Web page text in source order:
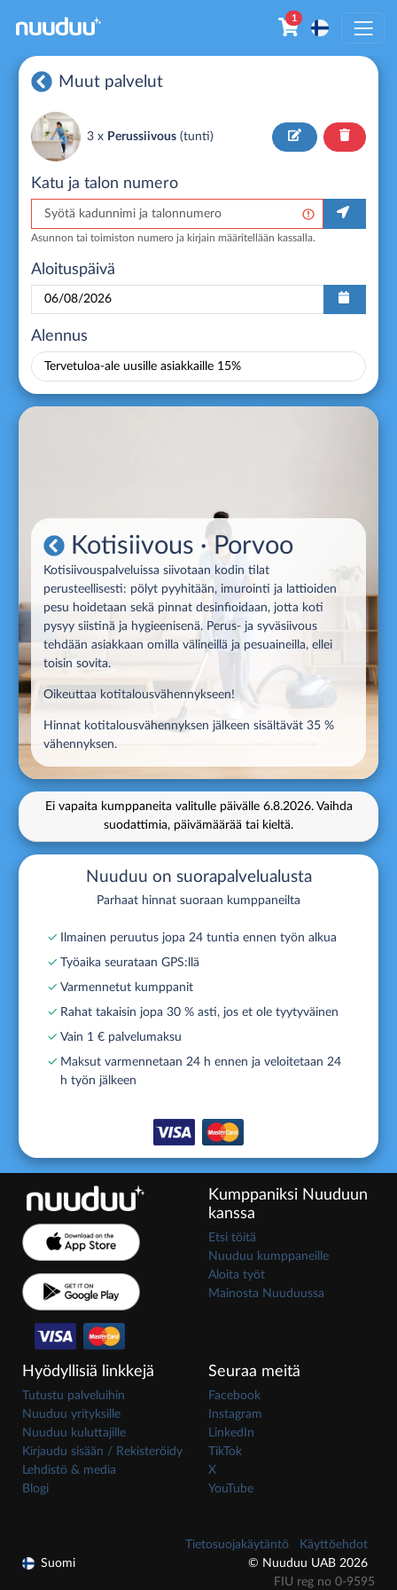
1
Muut palvelut
3 x Perussiivous (tunti)
Katu ja talon numero
Asunnon tai toimiston numero ja kirjain määritellään kassalla.
Aloituspäivä
Alennus
Kotisiivous · Porvoo
Kotisiivouspalveluissa siivotaan kodin tilat
perusteellisesti: pölyt pyyhitään, imurointi ja lattioiden
pesu hoidetaan sekä pinnat desinfioidaan, jotta koti
pysyy siistinä ja hygieenisenä. Perus- ja syväsiivous
tehdään asiakkaan omilla välineillä ja pesuaineilla, ellei
toisin sovita.
Oikeuttaa kotitalousvähennykseen!
Hinnat kotitalousvähennyksen jälkeen sisältävät 35 %
vähennyksen.
Ei vapaita kumppaneita valitulle päivälle6.8.2026. Vaihda
suodattimia, päivämäärää tai kieltä.
Nuuduu on suorapalvelualusta
Parhaat hinnat suoraan kumppaneilta
✓
Ilmainen peruutus jopa 24 tuntia ennen työn alkua
✓ Työaika seurataan GPS:llä
✓ Varmennetut kumppanit
✓ Rahat takaisin jopa 30 % asti, jos et ole tyytyväinen
✓ Vain 1 € palvelumaksu
✓ Maksut varmennetaan 24 h ennen ja veloitetaan 24
h työn jälkeen
Kumppaniksi Nuuduun
kanssa
Etsi töitä
Nuuduu kumppaneille
Aloita työt
Mainosta Nuuduussa
Hyödyllisiä linkkejä
Tutustu palveluihin
Nuuduu yrityksille
Nuuduu kuluttajille
Kirjaudu sisään / Rekisteröidy
Lehdistö & media
Blogi
Seuraa meitä
Facebook
Instagram
LinkedIn
TikTok
X
YouTube
Suomi
Tietosuojakäytäntö
Käyttöehdot
© Nuuduu UAB 2026
FIU reg no 0-9595